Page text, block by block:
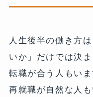
人生後半の働き方
いか」だけでは決ま
転職が合う人もいま
再就職が自然な人も